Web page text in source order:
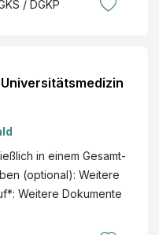
/ DGKP
in einem Gesamt-
(optional): Weitere
Weitere Dokumente